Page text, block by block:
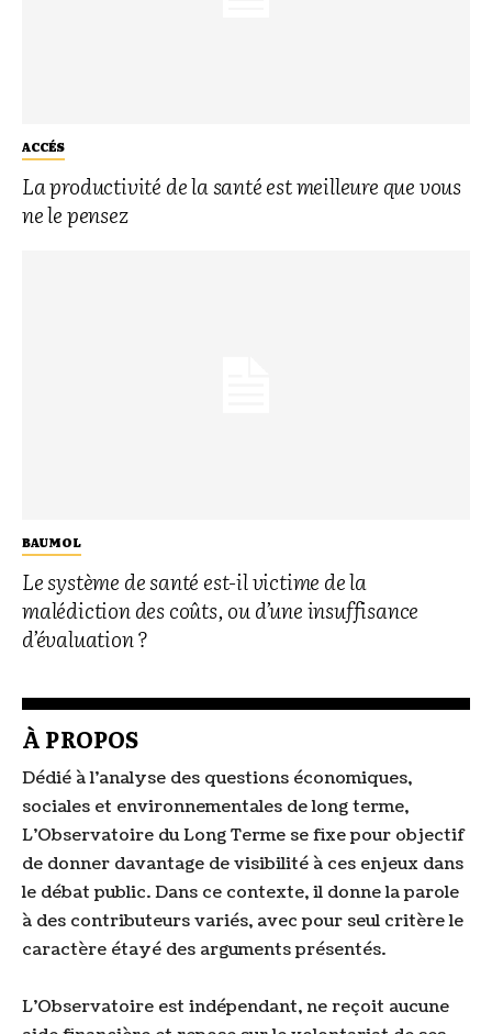
ACCÉS
La productivité de la santé est meilleure que vous
ne le pensez
BAUMOL
Le système de santé est-il victime de la
malédiction des coûts, ou d’une insuffisance
d’évaluation ?
À PROPOS
Dédié à l’analyse des questions économiques,
sociales et environnementales de long terme,
L’Observatoire du Long Terme se fixe pour objectif
de donner davantage de visibilité à ces enjeux dans
le débat public. Dans ce contexte, il donne la parole
à des contributeurs variés, avec pour seul critère le
caractère étayé des arguments présentés.
L’Observatoire est indépendant, ne reçoit aucune